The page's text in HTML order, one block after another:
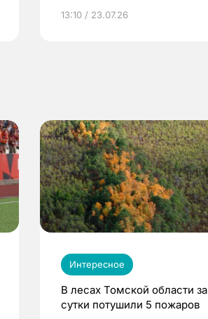
по ОМС!
13:10 / 23.07.26
Интересное
В лесах Томской области за
сутки потушили 5 пожаров